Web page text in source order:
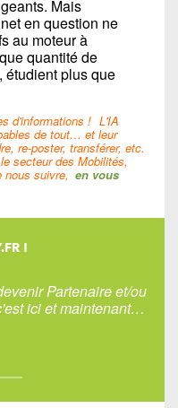
Mais
en question ne
au moteur à
quantité de
étudient plus que
d'informations ! L'IA
de tout… et leur
re-poster, transférer, etc.
secteur des Mobilités,
suivre, en vous
!
Partenaire et/ou
ici et maintenant…